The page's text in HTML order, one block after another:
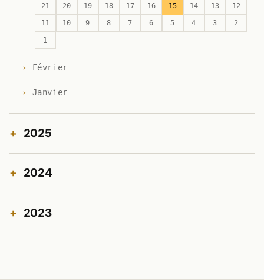
21 20 19 18 17 16 15 14 13 12
11 10 9 8 7 6 5 4 3 2
1
Février
Janvier
2025
2024
2023